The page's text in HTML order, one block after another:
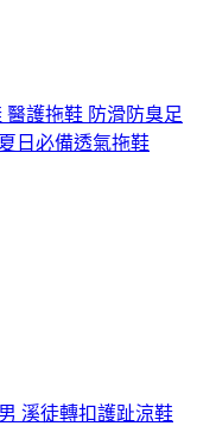
醫護拖鞋 防滑防臭足
日必備透氣拖鞋
溪徒轉扣護趾涼鞋